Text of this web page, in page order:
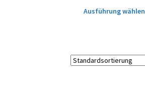
Ausführung wählen